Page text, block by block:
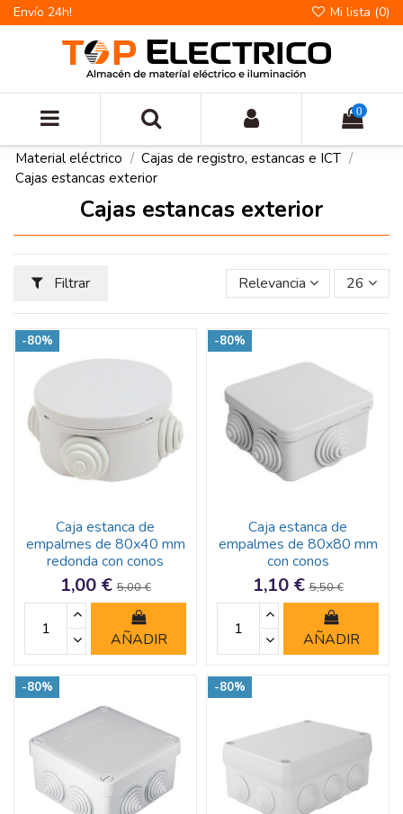
Envío 24h! Mi lista (0)
0
Material eléctrico
Cajas de registro, estancas e ICT
Cajas estancas exterior
Cajas estancas exterior
Filtrar Relevancia 26
-80%
Caja estanca de
empalmes de 80x40 mm
redonda con conos
1,00 €5,00 €
AÑADIR
-80%
Caja estanca de
empalmes de 80x80 mm
con conos
1,10 €5,50 €
AÑADIR
-80% -80%